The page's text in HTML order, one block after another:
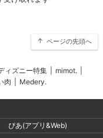
ページの先頭へ
ィズニー特集 mimot.
肉 Medery.
ぴあ(アプリ&Web)